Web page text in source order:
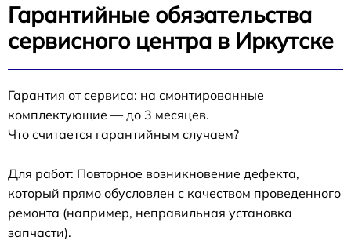
Гарантийные обязательства
сервисного центра в Иркутске
Гарантия от сервиса: на смонтированные
комплектующие — до 3 месяцев.
Что считается гарантийным случаем?
Для работ: Повторное возникновение дефекта,
который прямо обусловлен с качеством проведенного
ремонта (например, неправильная установка
запчасти).